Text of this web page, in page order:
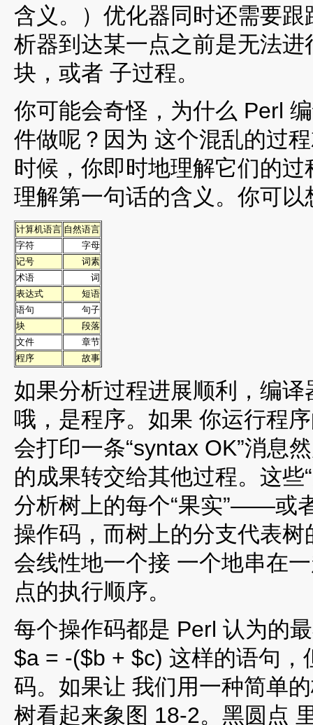
含义。）优化器同时还需要
析器到达某一点之前是无法
块，或者 子过程。
你可能会奇怪，为什么 Perl
件做呢？因为 这个混乱的过
时候，你即时地理解它们的
理解第一句话的含义。你可
计算机语言 自然语言
字符
字母
记号
词素
术语
词
表达式
短语
语句
句子
块
段落
文件
章节
程序
故事
如果分析过程进展顺利，编
哦，是程序。如果 你运行程
会打印一条“syntax OK”消息
的成果转交给其他过程。这些
分析树上的每个“果实”——或
操作码，而树上的分支代表
会线性地一个接 一个地串在
点的执行顺序。
每个操作码都是 Perl 认为的
$a = -($b + $c) 这样的语句
码。如果让 我们用一种简单
树看起来象图 18-2。黑圆点